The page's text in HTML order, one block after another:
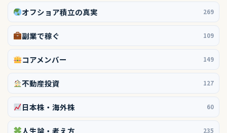
オフショア積立の真実 269
副業で稼ぐ 109
コアメンバー 149
不動産投資 127
日本株・海外株 60
人生論・考え方 235